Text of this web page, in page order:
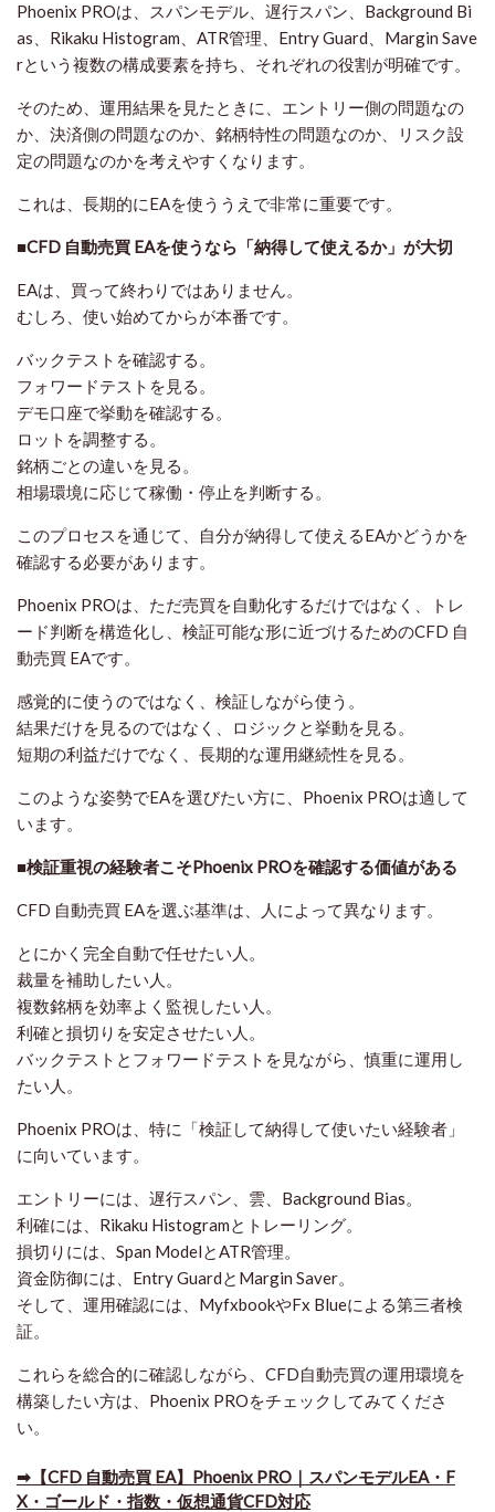
Phoenix PROは、スパンモデル、遅行スパン、Background Bi
as、Rikaku Histogram、ATR管理、Entry Guard、Margin Save
rという複数の構成要素を持ち、それぞれの役割が明確です。
そのため、運用結果を見たときに、エントリー側の問題なの
か、決済側の問題なのか、銘柄特性の問題なのか、リスク設
定の問題なのかを考えやすくなります。
これは、長期的にEAを使ううえで非常に重要です。
■CFD 自動売買 EAを使うなら「納得して使えるか」が大切
EAは、買って終わりではありません。
むしろ、使い始めてからが本番です。
バックテストを確認する。
フォワードテストを見る。
デモ口座で挙動を確認する。
ロットを調整する。
銘柄ごとの違いを見る。
相場環境に応じて稼働・停止を判断する。
このプロセスを通じて、自分が納得して使えるEAかどうかを
確認する必要があります。
Phoenix PROは、ただ売買を自動化するだけではなく、トレ
ード判断を構造化し、検証可能な形に近づけるためのCFD 自
動売買 EAです。
感覚的に使うのではなく、検証しながら使う。
結果だけを見るのではなく、ロジックと挙動を見る。
短期の利益だけでなく、長期的な運用継続性を見る。
このような姿勢でEAを選びたい方に、Phoenix PROは適して
います。
■検証重視の経験者こそPhoenix PROを確認する価値がある
CFD 自動売買 EAを選ぶ基準は、人によって異なります。
とにかく完全自動で任せたい人。
裁量を補助したい人。
複数銘柄を効率よく監視したい人。
利確と損切りを安定させたい人。
バックテストとフォワードテストを見ながら、慎重に運用し
たい人。
Phoenix PROは、特に「検証して納得して使いたい経験者」
に向いています。
エントリーには、遅行スパン、雲、Background Bias。
利確には、Rikaku Histogramとトレーリング。
損切りには、Span ModelとATR管理。
資金防御には、Entry GuardとMargin Saver。
そして、運用確認には、MyfxbookやFx Blueによる第三者検
証。
これらを総合的に確認しながら、CFD自動売買の運用環境を
構築したい方は、Phoenix PROをチェックしてみてくださ
い。
➡​ 【CFD 自動売買 EA】Phoenix PRO｜スパンモデルEA・F
X・ゴールド・指数・仮想通貨CFD対応